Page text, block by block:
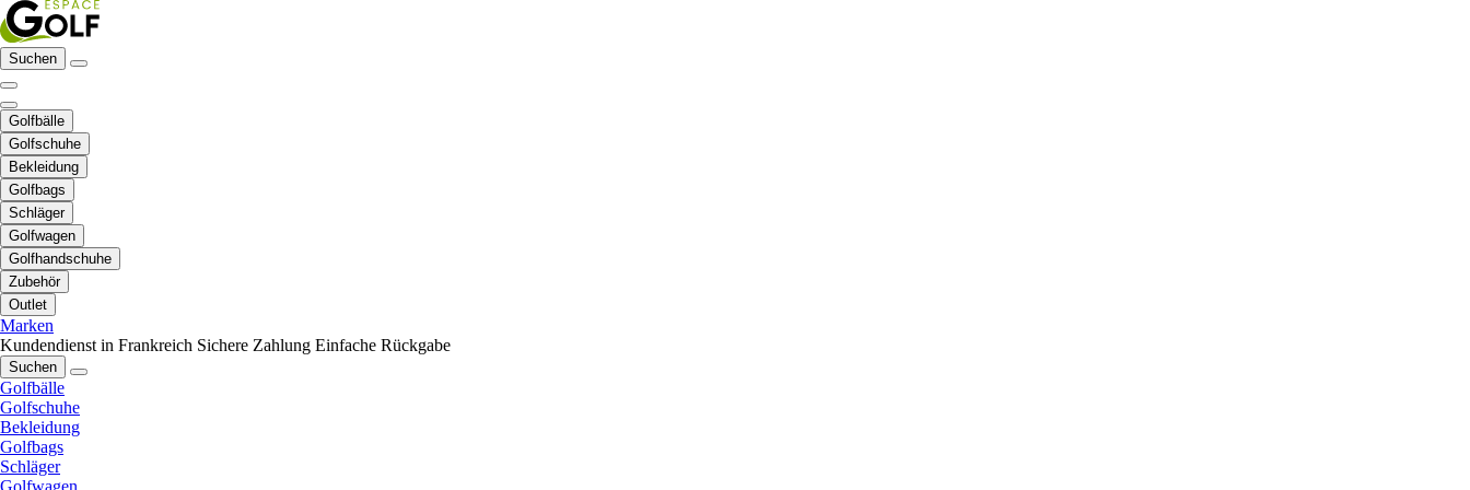
Suchen
Golfbälle
Golfschuhe
Bekleidung
Golfbags
Schläger
Golfwagen
Golfhandschuhe
Zubehör
Outlet
Marken
Kundendienst in Frankreich Sichere Zahlung Einfache Rückgabe
Suchen
Golfbälle
Golfschuhe
Bekleidung
Golfbags
Schläger
Golfwagen